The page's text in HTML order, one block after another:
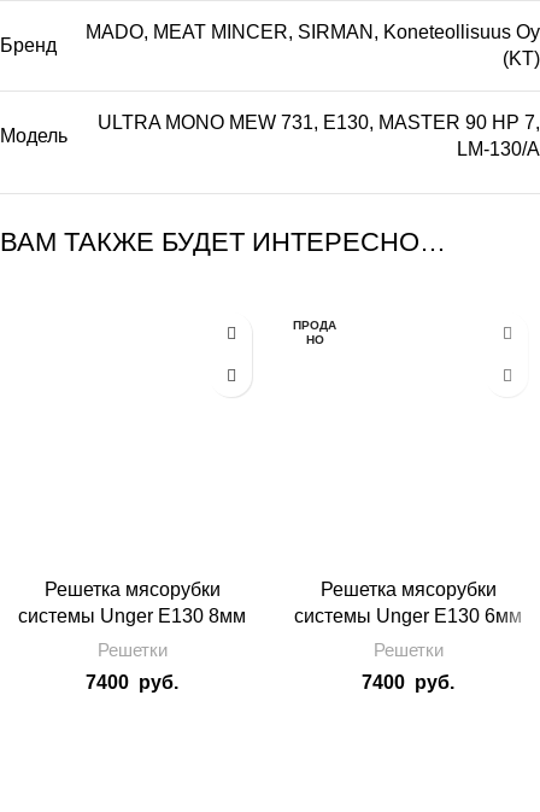
Бренд
MADO, MEAT MINCER, SIRMAN , Koneteollisuus Oy
(KT)
Модель
ULTRA MONO MEW 731, E130, MASTER 90 HP 7,
LM-130/A
ВАМ ТАКЖЕ БУДЕТ ИНТЕРЕСНО…
Решетка мясорубки
системы Unger E130 8мм
Решетки
7400 руб.
ПРОДА
НО
Решетка мясорубки
системы Unger E130 6мм
Решетки
7400 руб.